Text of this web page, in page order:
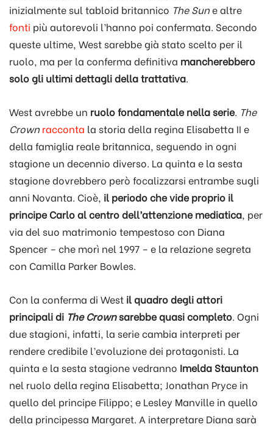
inizialmente sul tabloid britannico The Sune altre
fonti più autorevoli l’hanno poi confermata. Secondo
queste ultime, West sarebbe già stato scelto per il
ruolo, ma per la conferma definitiva mancherebbero
solo gli ultimi dettagli della trattativa.
West avrebbe un ruolo fondamentale nella serie. The
Crown racconta la storia della regina Elisabetta II e
della famiglia reale britannica, seguendo in ogni
stagione un decennio diverso. La quinta e la sesta
stagione dovrebbero però focalizzarsi entrambe sugli
anni Novanta. Cioè, il periodo che vide proprio il
principe Carlo al centro dell’attenzione mediatica, per
via del suo matrimonio tempestoso con Diana
Spencer – che morì nel 1997 – e la relazione segreta
con Camilla Parker Bowles.
Con la conferma di West il quadro degli attori
principali di The Crownsarebbe quasi completo. Ogni
due stagioni, infatti, la serie cambia interpreti per
rendere credibile l’evoluzione dei protagonisti. La
quinta e la sesta stagione vedranno Imelda Staunton
nel ruolo della regina Elisabetta; Jonathan Pryce in
quello del principe Filippo; e Lesley Manville in quello
della principessa Margaret. A interpretare Diana sarà